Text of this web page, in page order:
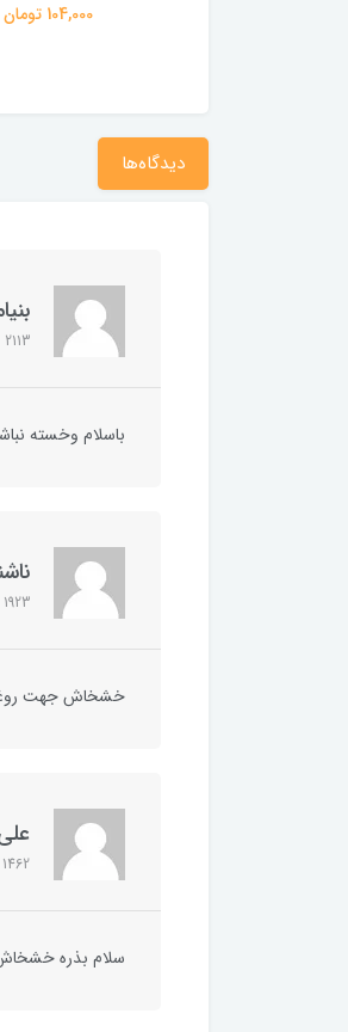
104,000 تومان
دیدگاه‌ها
2113 روز پیش
باسلام وخسته
1923 روز پیش
خشخاش جهت
1462 روز پیش
سلام بذره